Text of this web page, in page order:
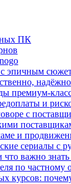
ПК
эпичным
надёжно
премиум-
и
с
и
сериалы с
важно знать
по частному
курсов: